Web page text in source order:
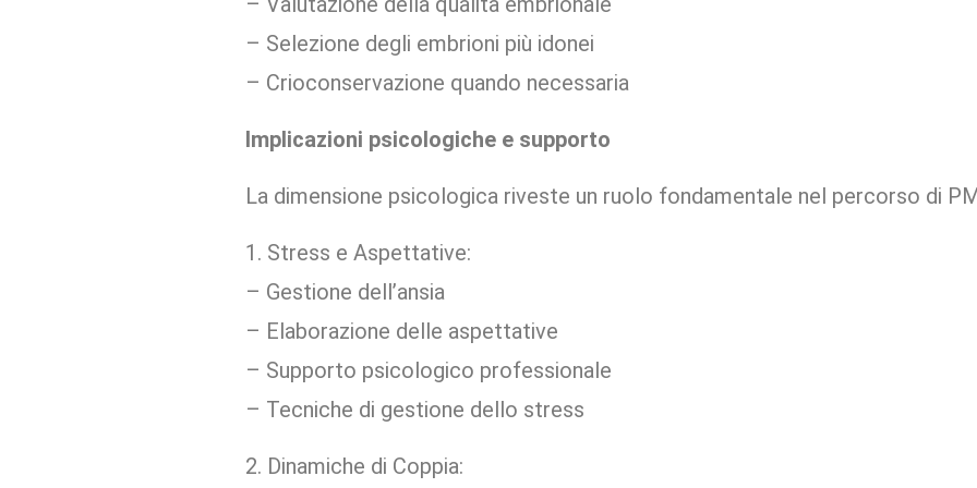
– Selezione degli embrioni più idonei
– Crioconservazione quando necessaria
Implicazioni psicologiche e supporto
La dimensione psicologica riveste un ruolo fondamentale nel percorso di
1. Stress e Aspettative:
– Gestione dell’ansia
– Elaborazione delle aspettative
– Supporto psicologico professionale
– Tecniche di gestione dello stress
2. Dinamiche di Coppia: